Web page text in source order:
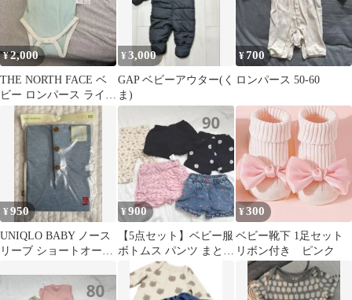
¥2,000
THE NORTH FACE ベ
ビー ロンパース ライト
ブルー
¥3,000
GAP ベビーアウター(く
ま)
¥700
ロンパース 50-60
¥950
UNIQLO BABY ノース
リーブ ショートオール
¥900
【5点セット】ベビー服
ボトムス パンツ まとめ
売り 80-90cm
¥300
ベビー靴下 1足セット
リボン付き ピンク